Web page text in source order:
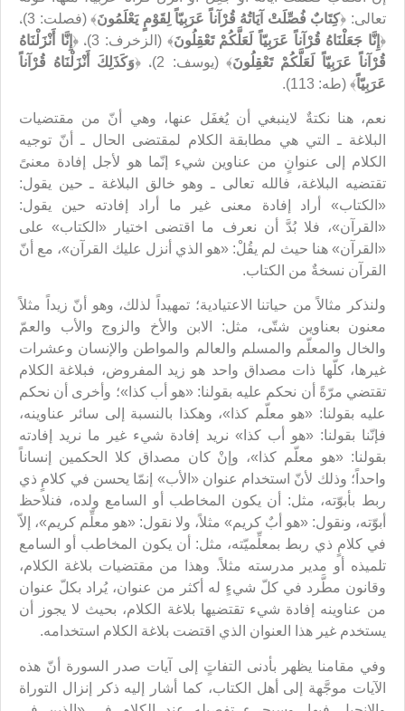
تعالى: ﴿كِتَابٌ فُصِّلَتْ آيَاتُهُ قُرْآناً عَرَبِيّاً لِقَوْمٍ يَعْلَمُونَ
﴾ (فصلت: 3)،
﴿إِنَّا جَعَلْنَاهُ قُرْآناً عَرَبِيّاً لَعَلَّكُمْ تَعْقِلُونَ﴾ (الزخرف: 3)، ﴿
إِنَّا أَنْزَلْنَاهُ
قُرْآناً عَرَبِيّاً لَعَلَّكُمْ تَعْقِلُونَ﴾ (يوسف: 2)، ﴿
وَكَذَلِكَ أَنْزَلْنَاهُ قُرْآناً
عَرَبِيّاً﴾ (طه: 113).
نعم، هنا نكتةٌ لاينبغي أن يُغفَل عنها، وهي أنّ من مقتضيات
البلاغة ـ التي هي مطابقة الكلام لمقتضى الحال‏ ـ أنّ توجيه
الكلام إلى عنوانٍ من عناوين شيء إنّما هو لأجل إفادة معنىً
تقتضيه البلاغة، فالله تعالى ـ وهو خالق البلاغة ـ حين يقول:
«الكتاب» أراد إفادة معنى غير ما أراد إفادته حين يقول:
«القرآن»، فلا بُدَّ أن نعرف ما اقتضى اختيار «الكتاب» على
«القرآن» هنا حيث لم‌ يقُلْ: «هو الذي أنزل عليك القرآن»، مع أنّ
القرآن نسخةٌ من الكتاب.
ولنذكر مثالاً من حياتنا الاعتيادية؛ تمهيداً لذلك، وهو أنّ زيداً مثلاً
معنون بعناوين شتّى، مثل: الابن والأخ والزوج والأب والعمّ
والخال والمعلّم والمسلم والعالم والمواطن والإنسان وعشرات
غيرها، كلّها ذات مصداق واحد هو زيد المفروض، فبلاغة الكلام
تقتضي مرّةً أن نحكم عليه بقولنا: «هو أب كذا»؛ وأخرى أن نحكم
عليه بقولنا: «هو معلّم كذا»، وهكذا بالنسبة إلى سائر عناوينه،
فإنّنا بقولنا: «هو أب كذا» نريد إفادة شيء غير ما نريد إفادته
بقولنا: «هو معلّم كذا»، وإنْ كان مصداق كلا الحكمين إنساناً
واحداً؛ وذلك لأنّ استخدام عنوان «الأب» إنمّا يحسن في كلامٍ ذي
ربط بأبوّته، مثل: أن يكون المخاطب أو السامع ولده، فنلاحظ
أبوّته، ونقول: «هو أبٌ كريم» مثلاً، ولا نقول: «هو معلِّم كريم»، إلاّ
في كلامٍ ذي ربط بمعلِّميّته، مثل: أن يكون المخاطب أو السامع
تلميذه أو مدير مدرسته مثلاً. وهذا من مقتضيات بلاغة الكلام،
وقانون مطَّرد في كلّ شيءٍ له أكثر من عنوان، يُراد بكلّ عنوان
من عناوينه إفادة شيء تقتضيها بلاغة الكلام، بحيث لا يجوز أن
يستخدم غير هذا العنوان الذي اقتضت بلاغة الكلام استخدامه.
وفي مقامنا يظهر بأدنى التفاتٍ إلى آيات صدر السورة أنّ هذه
الآيات موجَّهة إلى أهل الكتاب، كما أشار إليه ذكر إنزال التوراة